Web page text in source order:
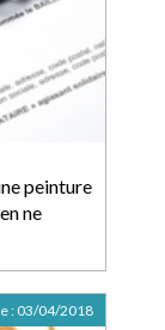
peinture
ne
: 03/04/2018